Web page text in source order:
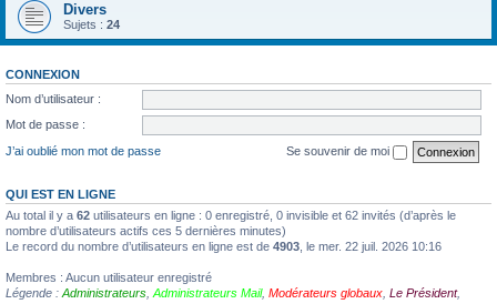
Divers
Sujets : 24
CONNEXION
Nom d’utilisateur :
Mot de passe :
J’ai oublié mon mot de passe
Se souvenir de moi
QUI EST EN LIGNE
Au total il y a 62 utilisateurs en ligne : 0 enregistré, 0 invisible et 62 invités (d’après le
nombre d’utilisateurs actifs ces 5 dernières minutes)
Le record du nombre d’utilisateurs en ligne est de 4903 , le mer. 22 juil. 2026 10:16
Membres : Aucun utilisateur enregistré
Légende : Administrateurs Administrateurs Mail, Modérateurs globaux Le Président,